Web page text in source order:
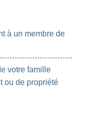
à un membre de
votre famille
ou de propriété